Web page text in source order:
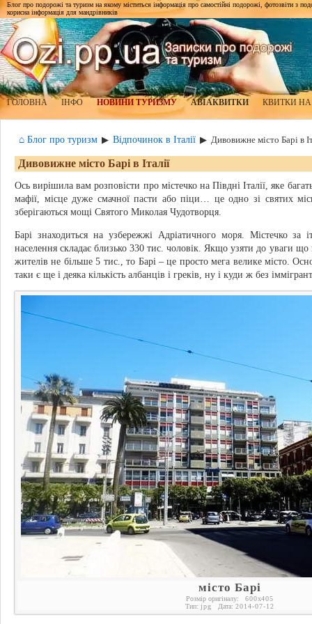
Блог про подорожі та туризм на якому міститься інформація про самостійні подорожі, фотозвіти з
корисна інформація для мандрівників
ГОЛОВНА ІНФО НОВИНИ ТУРИЗМУ АВІАКВИТКИ КВИТКИ
⌂ Блог про туризм ▶ Відпочинок в Італії ▶ Дивовижне місто Барі в
Дивовижне місто Барі в Італії
Ось вирішила вам розповісти про містечко на Півдні Італії, яке
мафії, місце дуже смачної пасти або піци… це одно зі святих
зберігаються мощі Святого Миколая Чудотворця.
Барі знаходиться на узбережжі Адріатичного моря. Містечко за
населення складає близько 330 тис. чоловік. Якщо узяти до уваги що
жителів не більше 5 тис., то Барі – це просто мега велике місто.
таки є ще і деяка кількість албанців і греків, ну і куди ж без
місто Барі
Розмір оригіналу: 600x405
Тип: jpg Дата: 2014-07-12